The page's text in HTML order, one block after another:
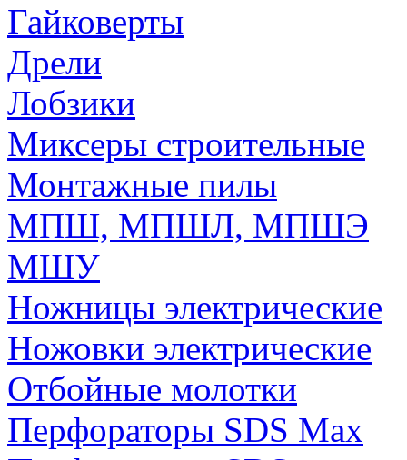
Гайковерты
Дрели
Лобзики
Миксеры строительные
Монтажные пилы
МПШ, МПШЛ, МПШЭ
МШУ
Ножницы электрические
Ножовки электрические
Отбойные молотки
Перфораторы SDS Max